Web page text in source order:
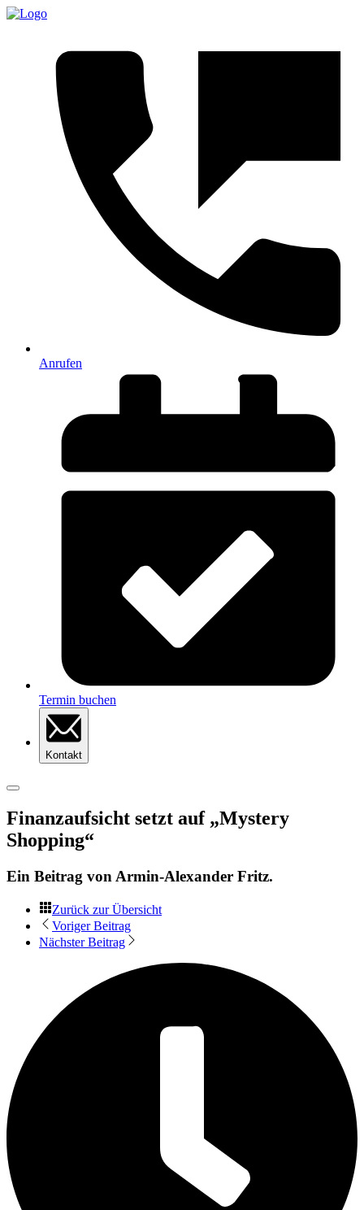
Anrufen
Termin buchen
Kontakt
Finanzaufsicht setzt auf „Mystery
Shopping“
Ein Beitrag von Armin-Alexander Fritz.
Zurück zur Übersicht
Voriger Beitrag
Nächster Beitrag